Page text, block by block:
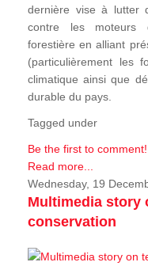
dernière vise à lutter
contre les moteurs
forestière en alliant
(particulièrement les
climatique ainsi que
durable du pays.
Tagged under
Be the first to comment!
Read more...
Wednesday, 19
Multimedia story
conservation